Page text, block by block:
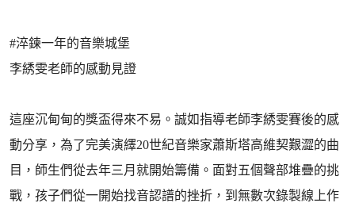
#淬鍊一年的音樂城堡
李綉雯老師的感動見證
這座沉甸甸的獎盃得來不易。誠如指導老師李綉雯賽後的感
動分享，為了完美演繹20世紀音樂家蕭斯塔高維契艱澀的曲
目，師生們從去年三月就開始籌備。面對五個聲部堆疊的挑
戰，孩子們從一開始找音認譜的挫折，到無數次錄製線上作